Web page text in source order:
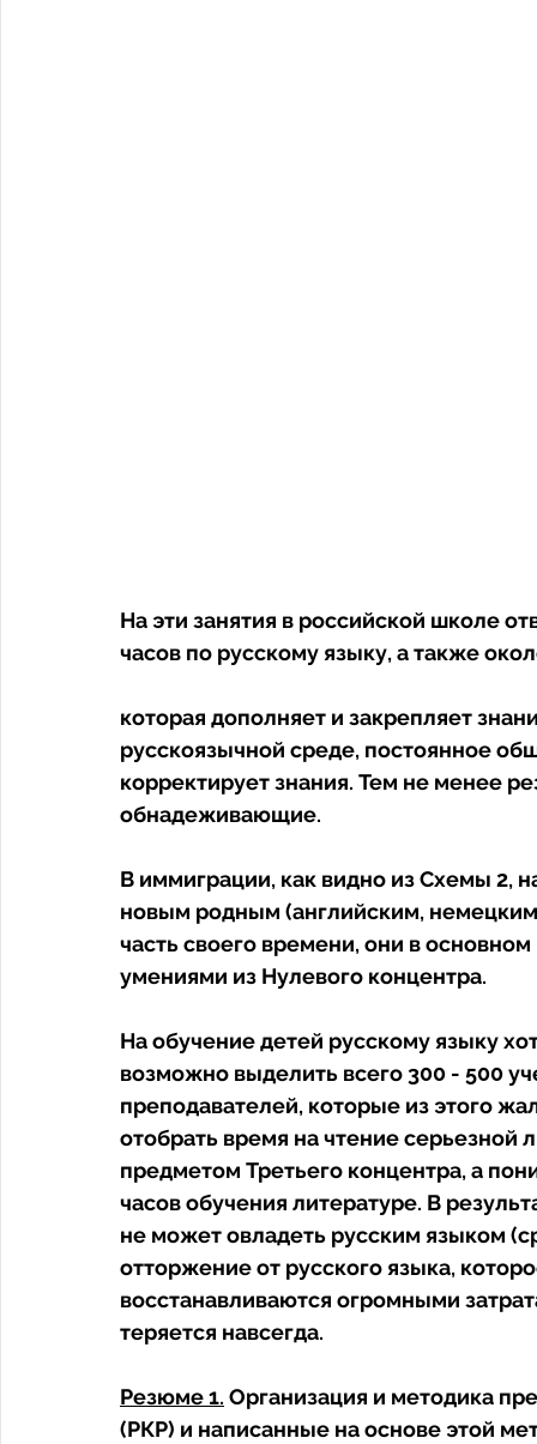
На эти занятия в российской школе
часов по русскому языку, а также
которая дополняет и закрепляет
русскоязычной среде, постоянное
корректирует знания. Тем не менее
обнадеживающие.
В иммиграции, как видно из Схемы 2,
новым родным (английским,
часть своего времени, они в
умениями из Нулевого концентра.
На обучение детей русскому языку
возможно выделить всего 300 - 500
преподавателей, которые из этого
отобрать время на чтение серьезной
предметом Третьего концентра, а
часов обучения литературе. В
не может овладеть русским языком
отторжение от русского языка,
восстанавливаются огромными
теряется навсегда.
Резюме 1. Организация и методика
(РКР) и написанные на основе этой